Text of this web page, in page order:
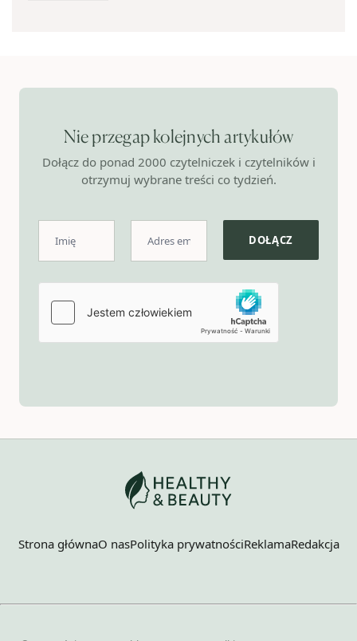
Nie przegap kolejnych artykułów
Dołącz do ponad 2000 czytelniczek i czytelników i
otrzymuj wybrane treści co tydzień.
Strona głównaO nasPolityka prywatnościReklamaRedakcja